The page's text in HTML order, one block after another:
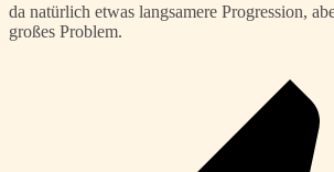
da natürlich etwas langsamere Progression,
großes Problem.